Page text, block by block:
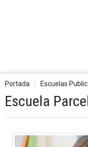
Portada Escuelas
Escuela